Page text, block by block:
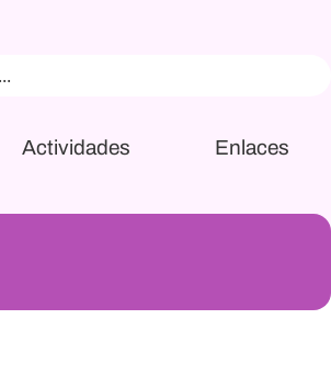
Actividades Enlaces